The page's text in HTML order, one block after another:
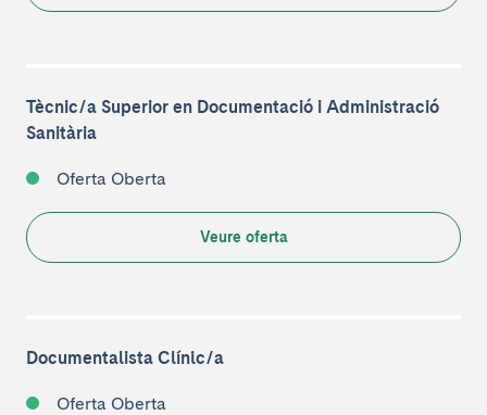
Tècnic/a Superior en Documentació i Administració
Sanitària
Oferta Oberta
Veure oferta
Documentalista Clínic/a
Oferta Oberta